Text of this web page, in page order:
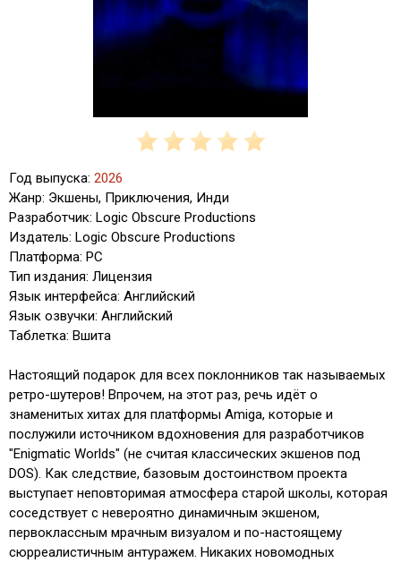
Год выпуска: 2026
Жанр: Экшены, Приключения, Инди
Разработчик: Logic Obscure Productions
Издатель: Logic Obscure Productions
Платформа: PC
Тип издания: Лицензия
Язык интерфейса: Английский
Язык озвучки: Английский
Таблетка: Вшита
Настоящий подарок для всех поклонников так называемых
ретро-шутеров! Впрочем, на этот раз, речь идёт о
знаменитых хитах для платформы Amiga, которые и
послужили источником вдохновения для разработчиков
"Enigmatic Worlds" (не считая классических экшенов под
DOS). Как следствие, базовым достоинством проекта
выступает неповторимая атмосфера старой школы, которая
соседствует с невероятно динамичным экшеном,
первоклассным мрачным визуалом и по-настоящему
сюрреалистичным антуражем. Никаких новомодных